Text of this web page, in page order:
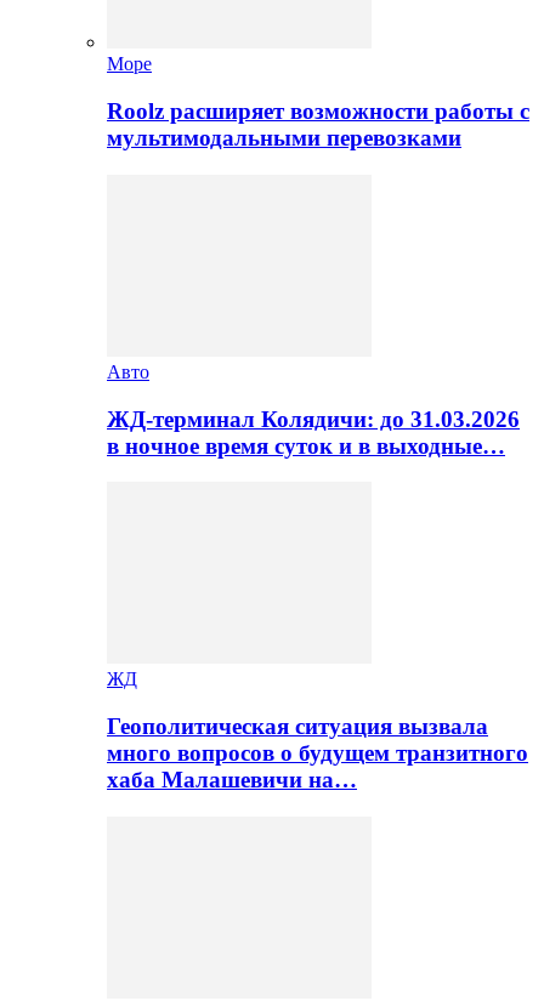
Море
Roolz расширяет возможности работы с
мультимодальными перевозками
Авто
ЖД-терминал Колядичи: до 31.03.2026
в ночное время суток и в выходные…
ЖД
Геополитическая ситуация вызвала
много вопросов о будущем транзитного
хаба Малашевичи на…